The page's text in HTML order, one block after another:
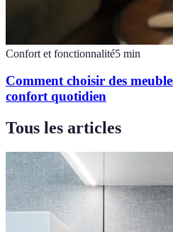
Confort et fonctionnalité5 min
Comment choisir des
confort quotidien
Tous les articles